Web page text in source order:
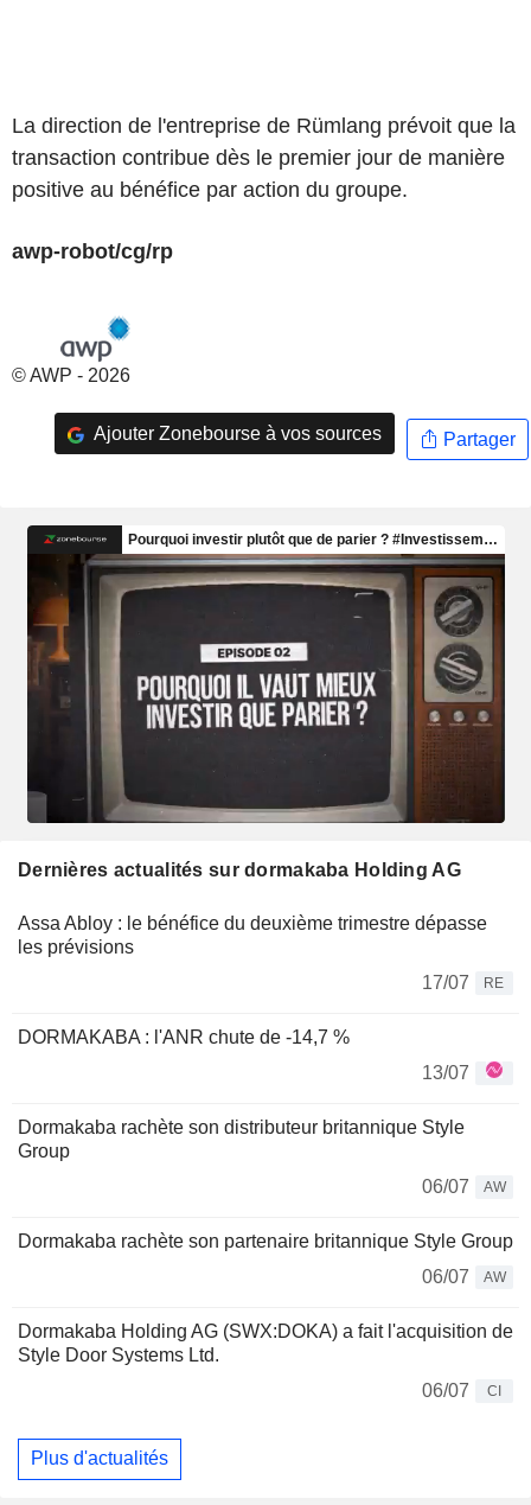
La direction de l'entreprise de Rümlang prévoit que la
transaction contribue dès le premier jour de manière
positive au bénéfice par action du groupe.
awp-robot/cg/rp
© AWP - 2026
Ajouter Zonebourse à vos sources Partager
Dernières actualités sur dormakaba Holding AG
Assa Abloy : le bénéfice du deuxième trimestre dépasse
les prévisions
17/07
RE
DORMAKABA : l'ANR chute de -14,7 %
13/07
Dormakaba rachète son distributeur britannique Style
Group
06/07
AW
Dormakaba rachète son partenaire britannique Style Group
06/07
AW
Dormakaba Holding AG (SWX:DOKA) a fait l'acquisition de
Style Door Systems Ltd.
06/07
CI
Plus d'actualités